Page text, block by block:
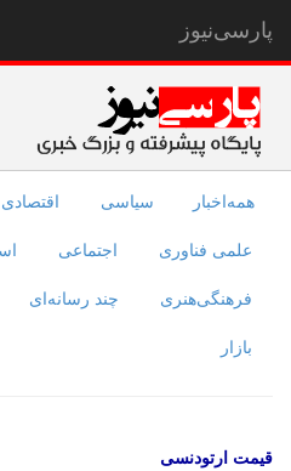
پارسی‌نیوز
همه‌اخبار سیاسی اقتصادی
علمی فناوری اجتماعی
فرهنگی‌هنری چند رسانه‌ای
بازار
قیمت ارتودنسی